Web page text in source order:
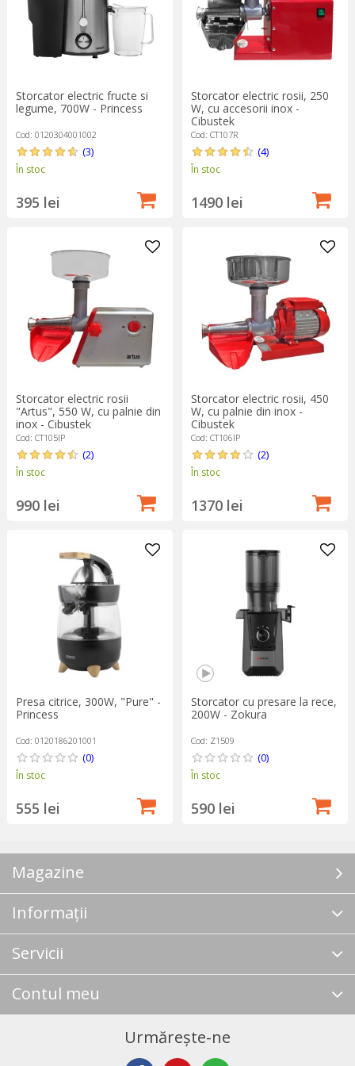
Storcator electric fructe si
legume, 700W - Princess
Cod: 0120304001002
(3)
În stoc
395 lei
Storcator electric rosii, 250
W, cu accesorii inox -
Cibustek
Cod: CT107R
(4)
În stoc
1490 lei
Storcator electric rosii
"Artus", 550 W, cu palnie din
inox - Cibustek
Cod: CT105IP
(2)
În stoc
990 lei
Storcator electric rosii, 450
W, cu palnie din inox -
Cibustek
Cod: CT106IP
(2)
În stoc
1370 lei
Presa citrice, 300W, "Pure" -
Princess
Cod: 0120186201001
(0)
În stoc
555 lei
Storcator cu presare la rece,
200W - Zokura
Cod: Z1509
(0)
În stoc
590 lei
Magazine
Informații
Servicii
Contul meu
Urmărește-ne